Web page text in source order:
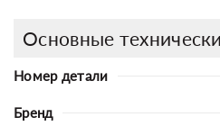
Основные
Номер детали
Бренд